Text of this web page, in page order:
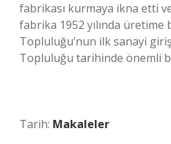
fabrikası kurmaya ikna etti ve
fabrika 1952 yılında üretime
Topluluğu’nun ilk sanayi
Topluluğu tarihinde önemli
Tarih: Makaleler